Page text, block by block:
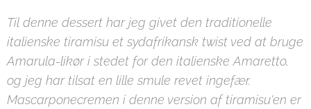
Til denne dessert har jeg givet den traditionelle
italienske tiramisu et sydafrikansk twist ved at bruge
Amarula-likør i stedet for den italienske Amaretto,
og jeg har tilsat en lille smule revet ingefær.
Mascarponecremen i denne version af tiramisu'en er